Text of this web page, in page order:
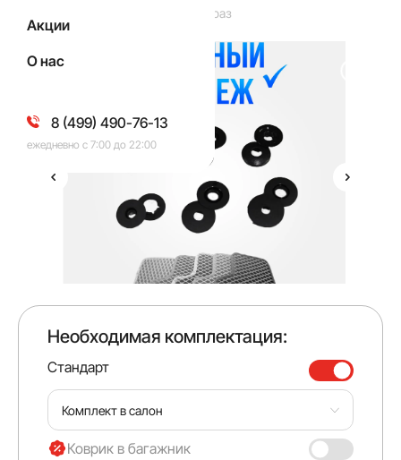
Акции
О нас
8 (499) 490-76-13
ежедневно с 7:00 до 22:00
Товар заказан: 58 раз
Необходимая комплектация:
Стандарт
Комплект в салон
Коврик в багажник